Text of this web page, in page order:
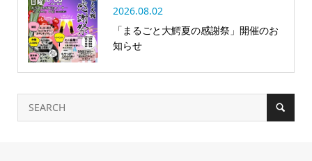
2026.08.02
「まるごと大鰐夏の感謝祭」開催のお
知らせ